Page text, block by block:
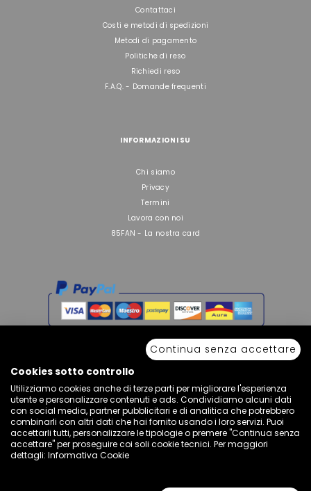
Contattaci
Costi e metodi di spedizioni
Metodi di pagamento
Politiche di reso
Richiedi reso
F.A.Q. - Domande frequenti
INFORMAZIONI SU
Chi siamo
Privacy
Termini
Lavora con noi
85FAN - La nostra card
Copyright © 2026 Sport 85 S.R.L. - All Rights Reserved. È vietata la riproduzione
anche parziale.
Via Piave Km 68,600 • 04100 Latina, Italia | P.IVA 01222400598 • N° REA LT -
77855
Continua senza accettare
Cookies sotto controllo
Utilizziamo cookies anche di terze parti per migliorare l'esperienza
utente e personalizzare contenuti e ads. Condividiamo alcuni dati
con social media, partner pubblicitari e di analitica che potrebbero
combinarli con altri dati che hai fornito usando i loro servizi. Puoi
accettarli tutti, personalizzare le tipologie o premere "Continua senza
accettare" per proseguire coi soli cookie tecnici. Per maggiori
dettagli: Informativa Cookie